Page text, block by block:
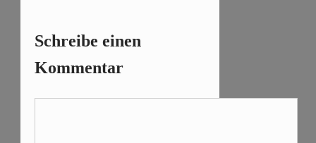
Schreibe einen
Kommentar